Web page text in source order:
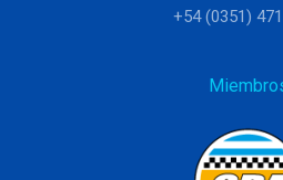
+54 (0351)